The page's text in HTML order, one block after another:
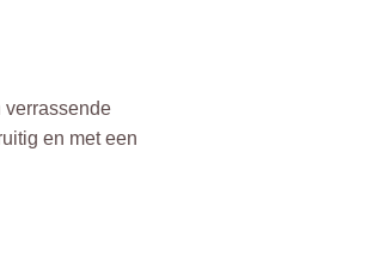
verrassende
en met een